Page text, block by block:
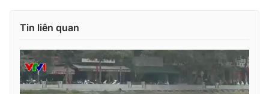
cấp ngày 29/12/2023
Phó Tổng Biên tập:
Nguyễn Thị Mỹ Hạnh, Phạm Quốc Thắng,
Nguyễn Trọng Ninh
Tổng đài VTV:024.38 355 931 - 024.38 355 932
Tin liên quan